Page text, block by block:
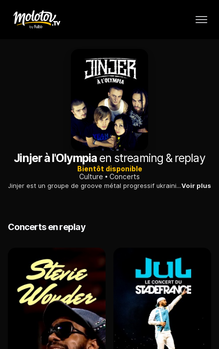
Jinjer à l'Olympiaen streaming & replay
Bientôt disponible
Culture
Concerts
Jinjer est un groupe de groove métal progressif ukrainien originaire de la région de Donetsk et formé en 2009. Le groupe se produit en concert depuis 2013 et assure son engagement sur les réseaux sociaux.Voir plus
Concerts en replay